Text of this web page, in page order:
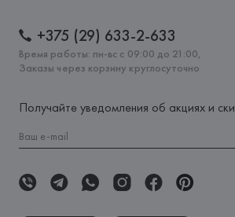
+375 (29) 633-2-633
Время работы: пн-вс с 09:00 до 21:00,
Заказы через корзину круглосуточно
Получайте уведомления об акциях и